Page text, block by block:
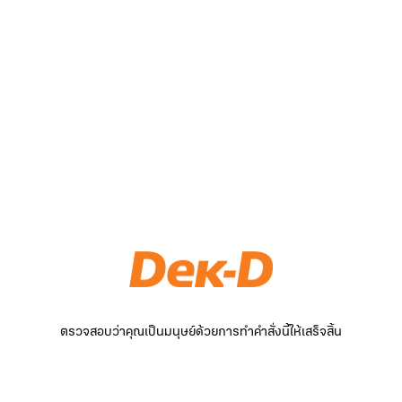
ตรวจสอบว่าคุณเป็นมนุษย์ด้วยการทำคำสั่งนี้ให้เสร็จสิ้น